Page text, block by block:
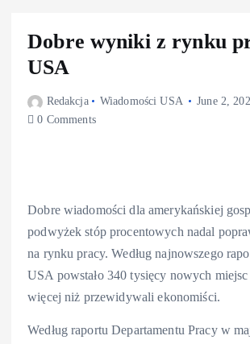
Dobre wyniki z rynku
USA
Redakcja Wiadomości USA
June 2,
0 Comments
Dobre wiadomości dla amerykańskiej
podwyżek stóp procentowych nadal
na rynku pracy. Według najnowszego
USA powstało 340 tysięcy nowych
więcej niż przewidywali ekonomiści.
Według raportu Departamentu Pracy w